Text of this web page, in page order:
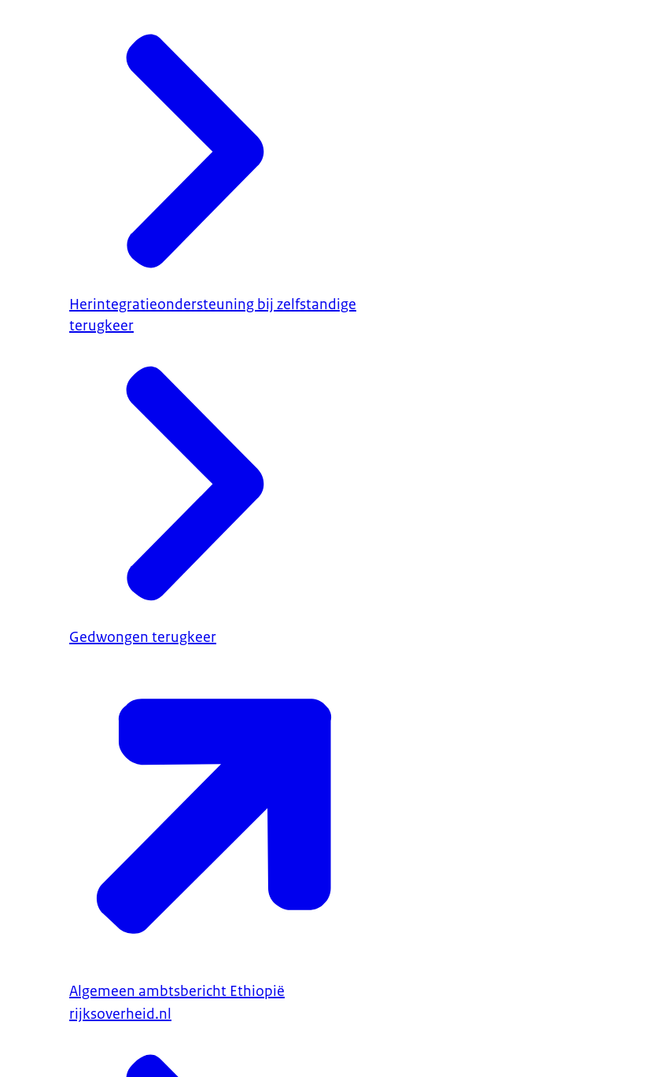
Herintegratieondersteuning bij zelfstandige
terugkeer
Gedwongen terugkeer
Algemeen ambtsbericht Ethiopië
rijksoverheid.nl